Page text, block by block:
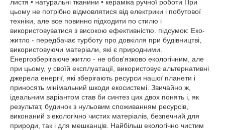
листя • натуральні тканини • кераміка ручної роботи При
цьому не потрібно відмовлятися від електрики і побутової
техніки, але все повинно підходити по стилю і
використовуватися з високою ефективністю. підсумок: Еко-
житло - передбачає турботу про довкілля при будівництві,
використовуючи матеріали, які є природними.
Енергозберігаюче житло - не обов'язково екологічним, але
при цьому, у своїй експлуатації, використовує альтернативні
джерела енергії, які зберігають ресурси нашої планети і
приносять мінімальний шкоди екосистемі. Звичайно ж,
ідеальним варіантом став би синтез цих двох понять і, як
результат, будинок з нульовим споживанням ресурсів,
виконаний з екологічно чистих матеріалів, безпечний для
природи, так і для мешканців. Найбільш екологічно чистим